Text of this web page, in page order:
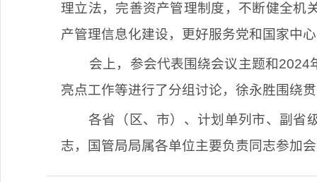
理立法，完善资产管理制度，不断健全机
产管理信息化建设，更好服务党和国家中
会上，参会代表围绕会议主题和
亮点工作等进行了分组讨论，徐永胜围绕
各省（区、市）、计划单列市、副省级
志，国管局局属各单位主要负责同志参加